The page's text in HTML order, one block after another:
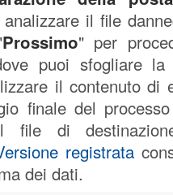
il file
Prossimo" per
puoi sfogliare
il contenuto di
finale del
di
registrata
dei dati.